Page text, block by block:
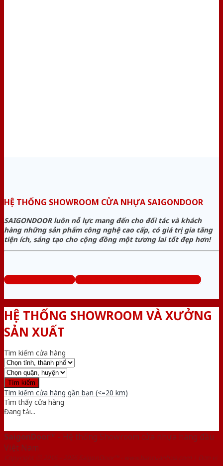
HỆ THỐNG SHOWROOM CỬA NHỰA SAIGONDOOR
SAIGONDOOR luôn nỗ lực mang đến cho đối tác và khách
hàng những sản phẩm công nghệ cao cấp, có giá trị gia tăng
tiện ích, sáng tạo cho cộng đồng một tương lai tốt đẹp hơn!
www.cuanhuago.com Tổng đài tư vấn miễn phí: 0824.400.400
HỆ THỐNG SHOWROOM VÀ XƯỞNG
SẢN XUẤT
Tìm kiếm cửa hàng
Tìm kiếm cửa hàng gần bạn (<=20 km)
Tìm thấy cửa hàng
Đang tải...
SaigonDoor™ - Hệ thống Showroom cửa nhựa hàng đầu
Việt Nam
Copyright ⓒ 2016 – 2026 SaigonDoor™ - www.bancuanhua.com | Đơn vị